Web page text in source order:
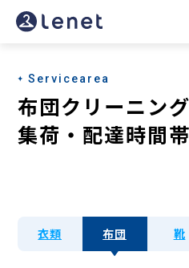
Servicearea
布団クリーニン
集荷・配達時間帯
衣類 布団 靴